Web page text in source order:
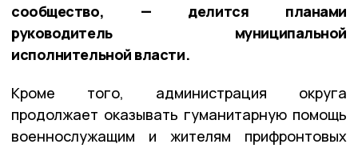
сообщество, — делится планами
руководитель муниципальной
исполнительной власти.
Кроме того, администрация округа
продолжает оказывать гуманитарную помощь
военнослужащим и жителям прифронтовых